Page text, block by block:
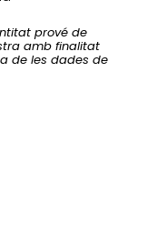
prové de
amb finalitat
de les dades de